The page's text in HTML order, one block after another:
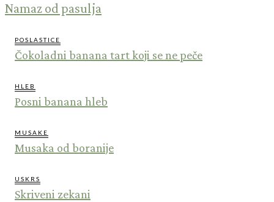
Namaz od pasulja
POSLASTICE
Čokoladni banana tart koji se ne peče
HLEB
Posni banana hleb
MUSAKE
Musaka od boranije
USKRS
Skriveni zekani